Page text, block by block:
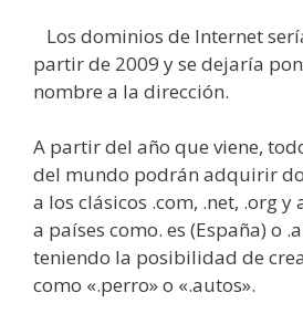
Los dominios de Internet
partir de 2009 y se dejaría
nombre a la dirección.
A partir del año que viene,
del mundo podrán adquirir
a los clásicos .com, .net, .org y
a países como. es (España) o
teniendo la posibilidad de
como «.perro» o «.autos».